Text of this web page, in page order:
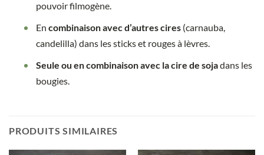
pouvoir filmogène.
En combinaison avec d’autres cires (carnauba,
candelilla) dans les sticks et rouges à lèvres.
Seule ou en combinaison avec la cire de sojadans les
bougies.
PRODUITS SIMILAIRES